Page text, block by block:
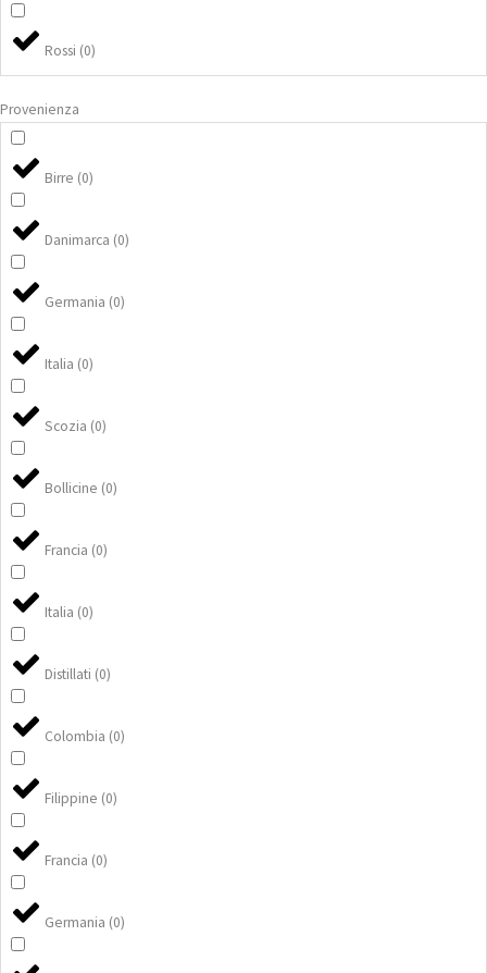
Rossi (0)
Provenienza
Birre (0)
Danimarca (0)
Germania (0)
Italia (0)
Scozia (0)
Bollicine (0)
Francia (0)
Italia (0)
Distillati (0)
Colombia (0)
Filippine (0)
Francia (0)
Germania (0)